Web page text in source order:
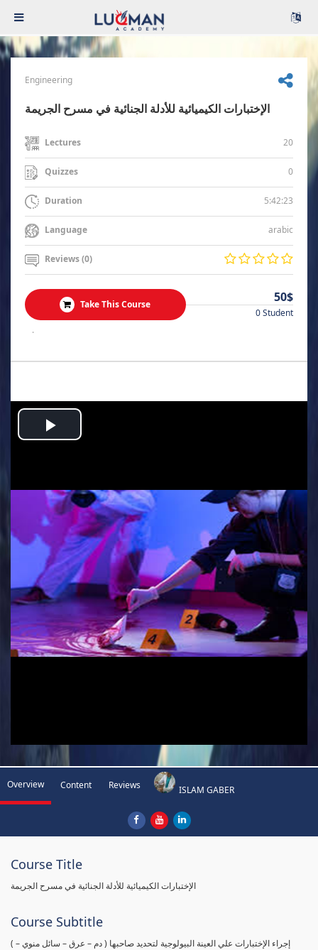
Engineering
الإختبارات الكيميائية للأدلة الجنائية في مسرح الجريمة
Lectures 20
Quizzes 0
Duration 5:42:23
Language arabic
Reviews (0)
Take This Course 50$
0 Student
.
Play
Overview Content Reviews ISLAM GABER
Course Title
الإختبارات الكيميائية للأدلة الجنائية في مسرح الجريمة
Course Subtitle
( إجراء الإختبارات علي العينة البيولوجية لتحديد صاحبها ( دم – عرق – سائل منوي –